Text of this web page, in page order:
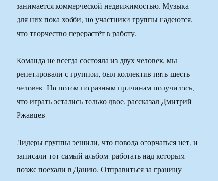
занимается коммерческой недвижимостью. Музыка
для них пока хобби, но участники группы надеются,
что творчество перерастёт в работу.
Команда не всегда состояла из двух человек, мы
репетировали с группой, был коллектив пять-шесть
человек. Но потом по разным причинам получилось,
что играть остались только двое, рассказал Дмитрий
Ржавцев
Лидеры группы решили, что повода огорчаться нет, и
записали тот самый альбом, работать над которым
позже поехали в Данию. Отправиться за границу